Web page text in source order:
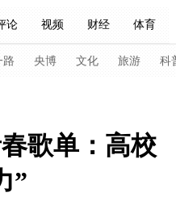
论 视频 财经 体育
人 央视快评 习式妙语
听音 微视频 主持人
路 央博 文化 旅游 科
歌单：高校
”